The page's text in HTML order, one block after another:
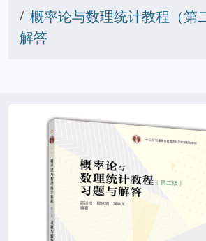
概率论与数理统计教程（第
解答